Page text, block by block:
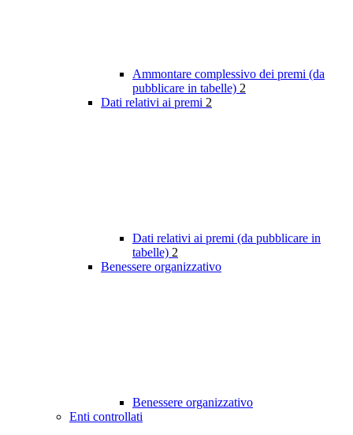
Ammontare complessivo dei premi (da
pubblicare in tabelle) 2
Dati relativi ai premi 2
Dati relativi ai premi (da pubblicare in
tabelle) 2
Benessere organizzativo
Benessere organizzativo
Enti controllati